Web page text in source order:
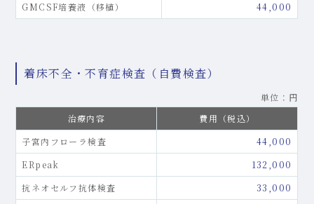
GMCSF培養液（移植）
44,000
着床不全・不育症検査（自費検査）
単位：円
治療内容
費用（税込）
子宮内フローラ検査
44,000
ERpeak
132,000
抗ネオセルフ抗体検査
33,000